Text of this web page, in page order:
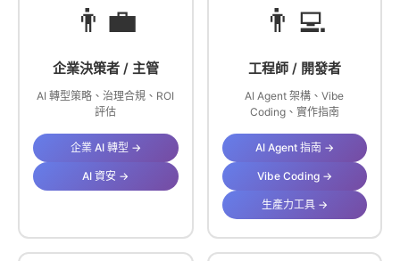
👨‍💼
企業決策者 / 主管
AI 轉型策略、治理合規、ROI
評估
企業 AI 轉型 →
AI 資安 →
👨‍💻
工程師 / 開發者
AI Agent 架構、Vibe
Coding、實作指南
AI Agent 指南 →
Vibe Coding →
生產力工具 →